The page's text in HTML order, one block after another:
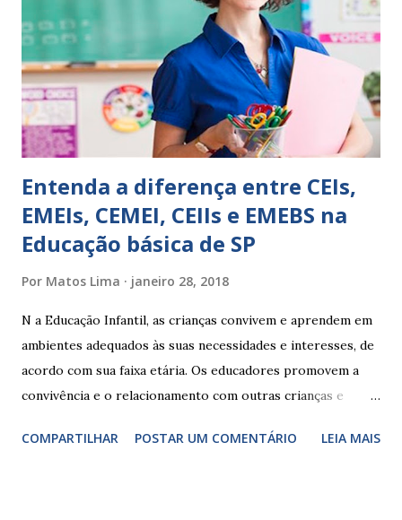
escreve O aluno não sabe O aluno não adquiriu os
conceitos, está em fase de aprendizado. Não tem limites
Apresenta dificuldades de auto-regulação, pois… É nervoso
Ainda não desenvolveu habilidades para convívio no
ambiente...
Entenda a diferença entre CEIs,
EMEIs, CEMEI, CEIIs e EMEBS na
Educação básica de SP
Por Matos Lima janeiro 28, 2018
N a Educação Infantil, as crianças convivem e aprendem em
ambientes adequados às suas necessidades e interesses, de
acordo com sua faixa etária. Os educadores promovem a
convivência e o relacionamento com outras crianças e
garantir o direito das crianças a uma educação integral e de
COMPARTILHAR POSTAR UM COMENTÁRIO LEIA MAIS